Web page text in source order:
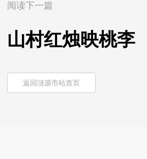
阅读下一篇
山村红烛映桃李
返回涟源市站首页